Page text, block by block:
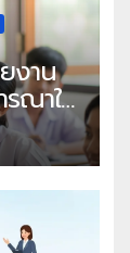
งาน
รณาใน
2568